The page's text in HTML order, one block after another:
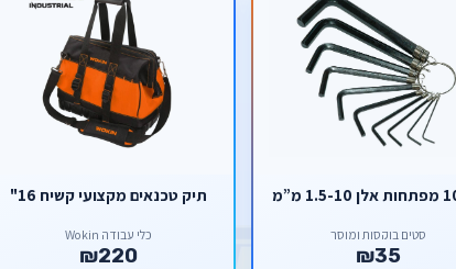
סטים בוקסות ומוסך
₪35
תיק טכנאים מקצועי קשיח 16"
כלי עבודה Wokin
₪220